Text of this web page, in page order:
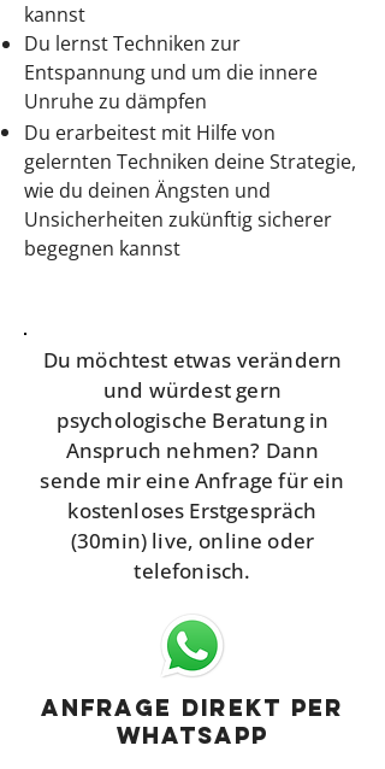
kannst
Du lernst Techniken zur
Entspannung und um die innere
Unruhe zu dämpfen
Du erarbeitest mit Hilfe von
gelernten Techniken deine Strategie,
wie du deinen Ängsten und
Unsicherheiten zukünftig sicherer
begegnen kannst
Du möchtest etwas verändern
und würdest gern
psychologische Beratung in
Anspruch nehmen? Dann
sende mir eine Anfrage für ein
kostenloses Erstgespräch
(30min) live, online oder
telefonisch.
Anfrage direkt per
Whatsapp